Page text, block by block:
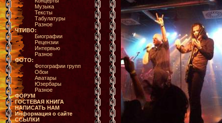
Музыка
Тексты
Табулатуры
Разное
ЧТИВО:
Биографии
Рецензии
Интервью
Разное
ФОТО:
Фотографии групп
Обои
Аватары
Юзербары
Разное
ФОРУМ
ГОСТЕВАЯ КНИГА
НАПИСАТЬ НАМ
Информация о сайте
ССЫЛКИ